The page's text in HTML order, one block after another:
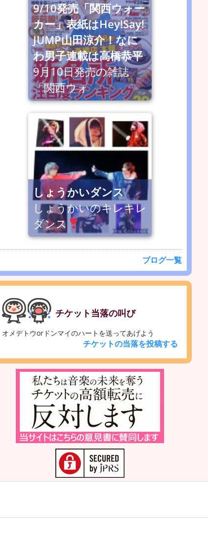
9/10発売「関西ウォー
カー」表紙はHey!Say!
JUMP山田涼介！なに
わ男子連載は高橋恭平
9月10日発売の雑誌
「関西ウォ
しょうかいダンス
しょうかいのキレキレ
ダンス
ブログ一覧
チケット当落の叫び
オメデトウorドンマイのハートを送ってあげよう
チケットの当落を投稿する